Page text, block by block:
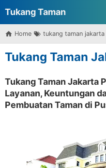
Tukang Taman
Surabaya
Home tukang taman jakarta
Tukang Taman
Tukang Taman Jakarta
Layanan, Keuntungan
Pembuatan Taman di